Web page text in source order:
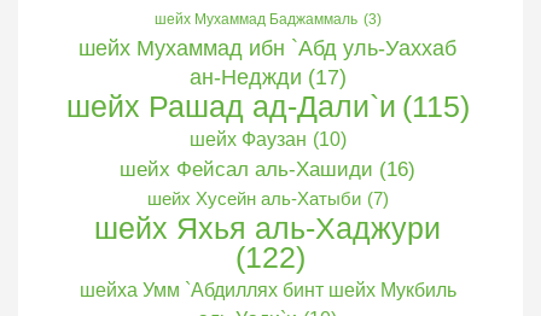
шейх Мухаммад Баджаммаль (3)
шейх Мухаммад ибн `Абд уль-Уаххаб
ан-Неджди (17)
шейх Рашад ад-Дали`и (115)
шейх Фаузан (10)
шейх Фейсал аль-Хашиди (16)
шейх Хусейн аль-Хатыби (7)
шейх Яхья аль-Хаджури
(122)
шейха Умм `Абдиллях бинт шейх Мукбиль